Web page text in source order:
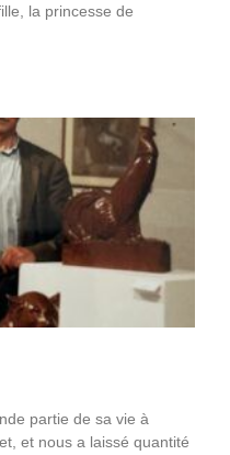
la princesse de
partie de sa vie à
et nous a laissé quantité